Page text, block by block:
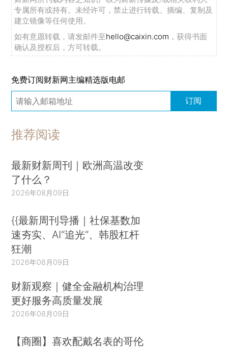
专属所有或持有。未经许可，禁止进行转载、摘编、复制及
建立镜像等任何使用。
如有意愿转载，请发邮件至hello@caixin.com ，获得书面
确认及授权后，方可转载。
免费订阅财新网主编精选版电邮
订阅
推荐阅读
最新财新周刊｜欧洲高温改变
了什么？
2026年08月09日
{{最新周刊导播｜社保基数加
速夯实、AI“追光”、韩股杠杆
狂潮
2026年08月09日
财新观察｜健全金融机构治理
更好服务高质量发展
2026年08月09日
【商圈】喜欢配戴名表的哥伦